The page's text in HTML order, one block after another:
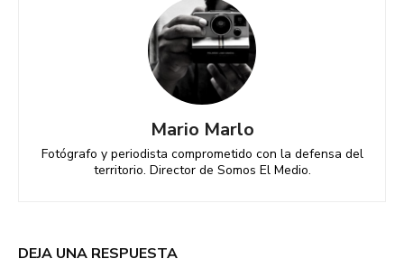
Mario Marlo
Fotógrafo y periodista comprometido con la defensa del
territorio. Director de Somos El Medio.
DEJA UNA RESPUESTA